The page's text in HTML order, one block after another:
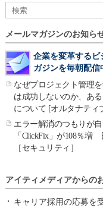
メールマガジンのお知ら
企業を変革するビ
ガジンを毎朝配信
なぜプロジェクト管理
は成功しないのか、あ
について [オルタナティ
エラー解消のつもりが
「ClickFix」が108％増
［セキュリティ］
アイティメディアからの
キャリア採用の応募を